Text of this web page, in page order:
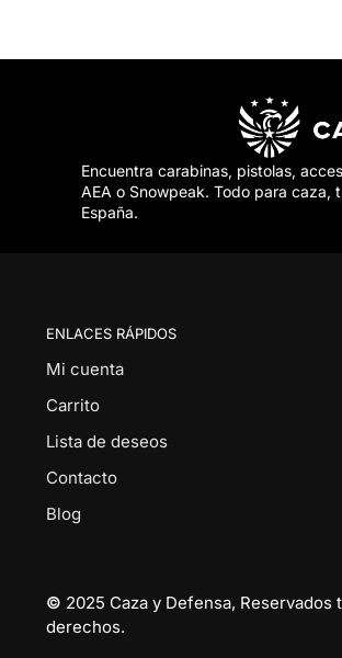
Encuentra carabinas, pistolas,
AEA o Snowpeak. Todo para
España.
ENLACES RÁPIDOS
Mi cuenta
Carrito
Lista de deseos
Contacto
Blog
© 2025 Caza y Defensa, Reservados
derechos.